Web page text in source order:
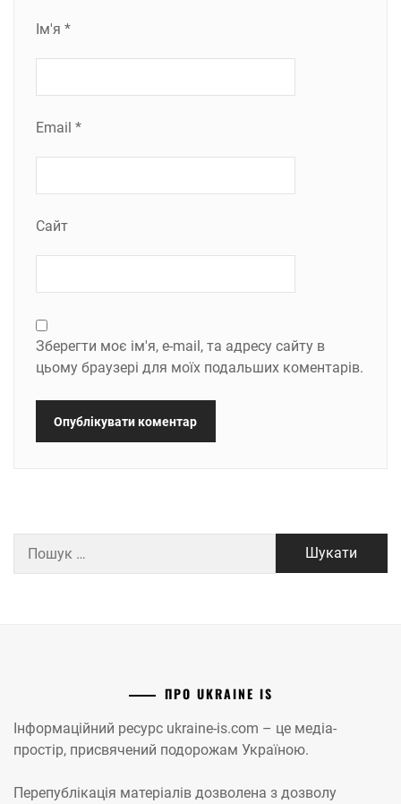
Ім'я *
Email *
Сайт
Зберегти моє ім'я, e-mail, та адресу сайту в
цьому браузері для моїх подальших коментарів.
ПРО UKRAINE IS
Інформаційний ресурс ukraine-is.com – це медіа-
простір, присвячений подорожам Україною.
Перепублікація матеріалів дозволена з дозволу